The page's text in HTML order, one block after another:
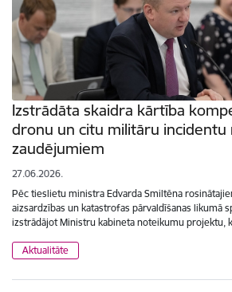
Izstrādāta skaidra kārtība
dronu un citu militāru incidentu
zaudējumiem
27.06.2026.
Pēc tieslietu ministra Edvarda Smiltēna
aizsardzības un katastrofas pārvaldīšanas likumā
izstrādājot Ministru kabineta noteikumu projektu,
Aktualitāte